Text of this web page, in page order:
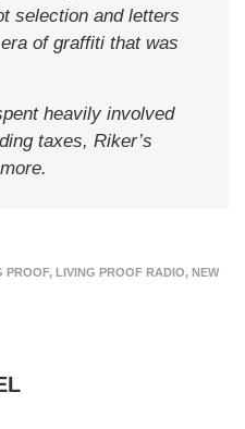
selection and letters
of graffiti that was
heavily involved
taxes, Riker’s
PROOF, LIVING PROOF RADIO, NEW